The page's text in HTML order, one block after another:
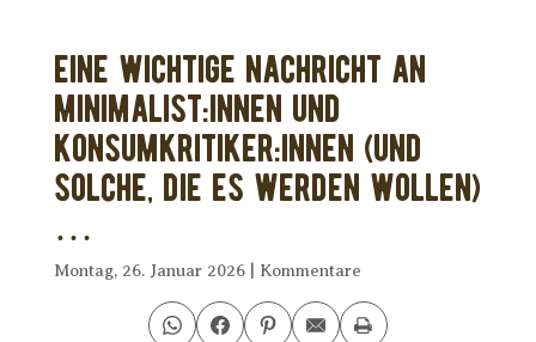
Eine wichtige Nachricht an
Minimalist:innen und
Konsumkritiker:innen (und
solche, die es werden wollen)
…
Montag, 26. Januar 2026| Kommentare